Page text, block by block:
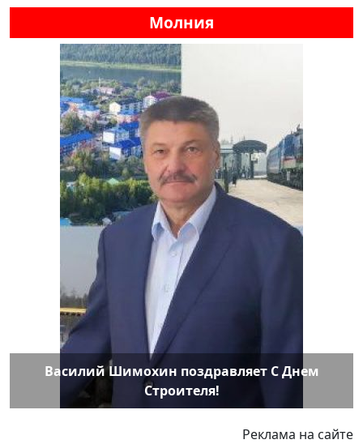
Молния
Василий Шимохин поздравляет С Днем
Строителя!
Реклама на сайте